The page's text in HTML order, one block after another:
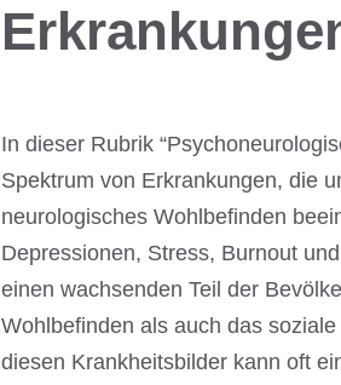
In dieser Rubrik
Spektrum von Erkrankungen, die
neurologisches Wohlbefinden
Depressionen, Stress, Burnout
einen wachsenden Teil der
Wohlbefinden als auch das
diesen Krankheitsbilder kann oft